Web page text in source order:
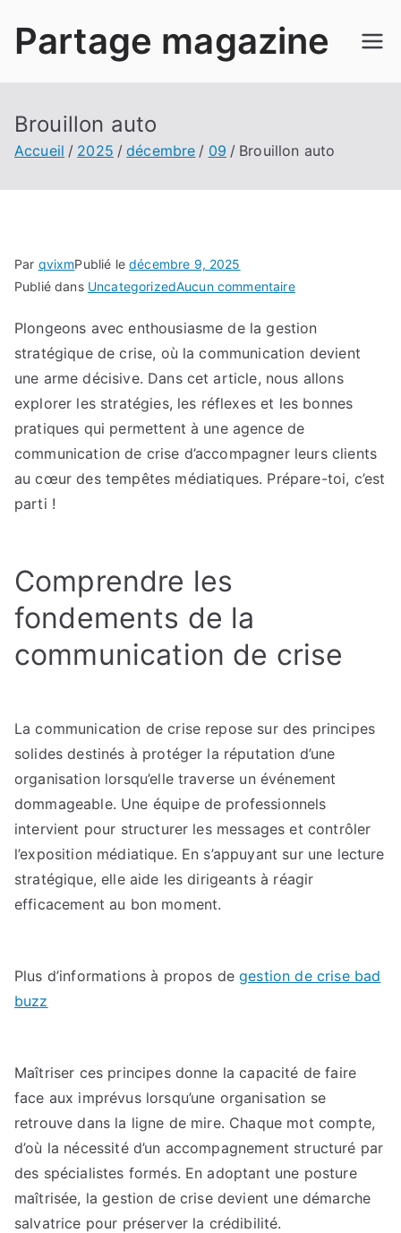
Partage magazine
Brouillon auto
Accueil 2025 décembre 09 Brouillon auto
Par qvixmPublié ledécembre 9, 2025
Publié dans UncategorizedAucun commentairesur
auto
Plongeons avec enthousiasme de la gestion
stratégique de crise, où la communication devient
une arme décisive. Dans cet article, nous allons
explorer les stratégies, les réflexes et les bonnes
pratiques qui permettent à une agence de
communication de crise d’accompagner leurs clients
au cœur des tempêtes médiatiques. Prépare-toi, c’est
parti !
Comprendre les
fondements de la
communication de crise
La communication de crise repose sur des principes
solides destinés à protéger la réputation d’une
organisation lorsqu’elle traverse un événement
dommageable. Une équipe de professionnels
intervient pour structurer les messages et contrôler
l’exposition médiatique. En s’appuyant sur une lecture
stratégique, elle aide les dirigeants à réagir
efficacement au bon moment.
Plus d’informations à propos degestion de crise bad
buzz
Maîtriser ces principes donne la capacité de faire
face aux imprévus lorsqu’une organisation se
retrouve dans la ligne de mire. Chaque mot compte,
d’où la nécessité d’un accompagnement structuré par
des spécialistes formés. En adoptant une posture
maîtrisée, la gestion de crise devient une démarche
salvatrice pour préserver la crédibilité.